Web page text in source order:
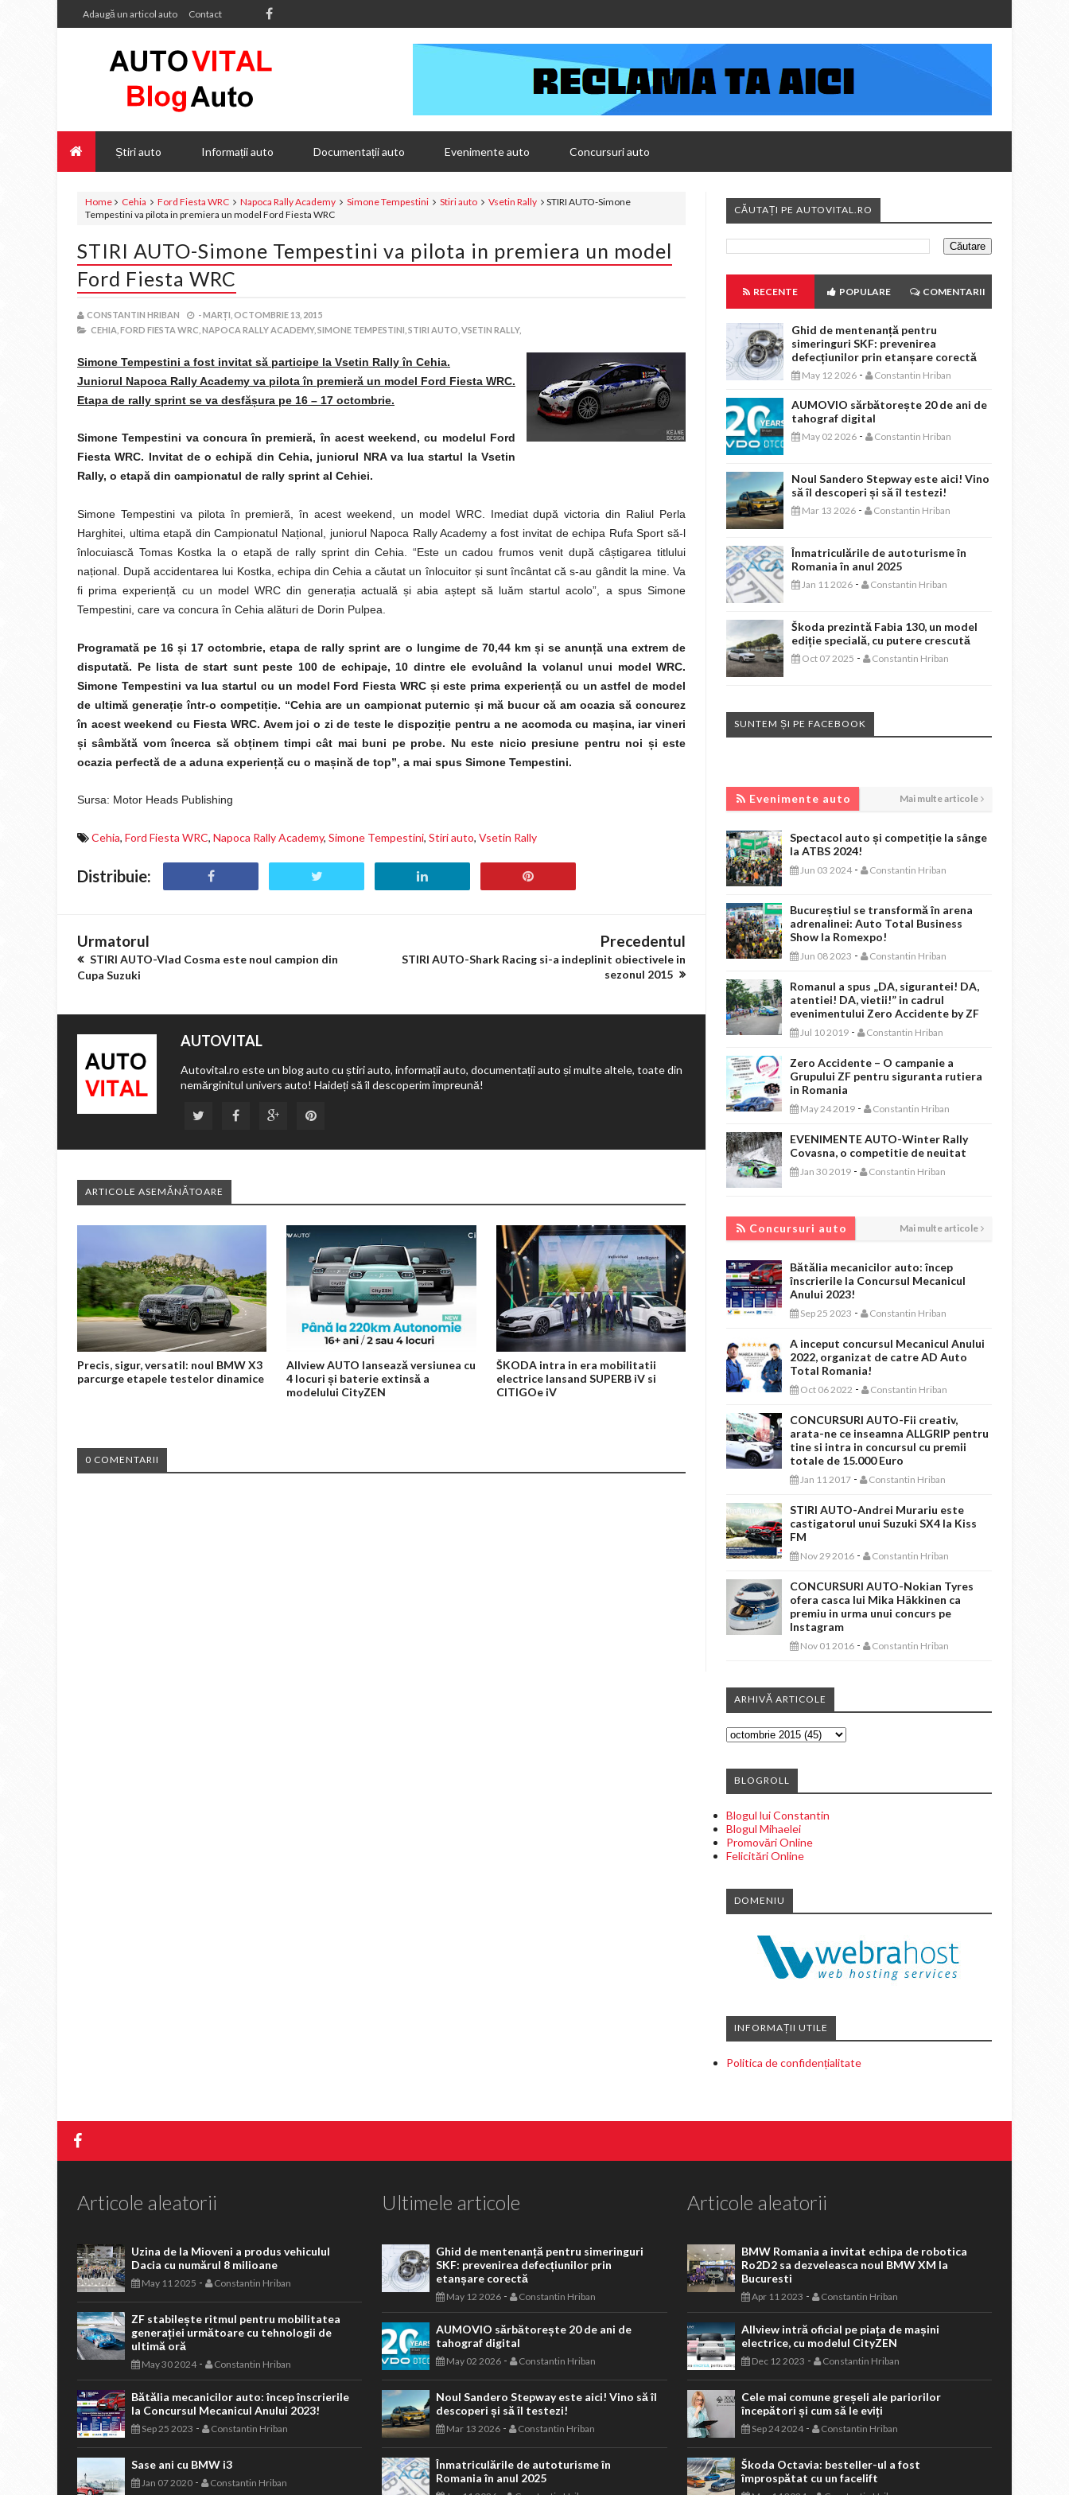
Adaugă un articol auto Contact
Știri auto Informații auto Documentații auto Evenimente auto Concursuri auto
Home Cehia Ford Fiesta WRC Napoca Rally Academy Simone Tempestini Stiri auto Vsetin Rally
STIRI AUTO-Simone
Tempestini va pilota in premiera un model Ford Fiesta WRC
STIRI AUTO-Simone Tempestini va pilota in premiera un model
Ford Fiesta WRC
CONSTANTIN HRIBAN -MARȚI, OCTOMBRIE 13, 2015
CEHIA, FORD FIESTA WRC, NAPOCA RALLY ACADEMY, SIMONE TEMPESTINI, STIRI AUTO, VSETIN RALLY,
Simone Tempestini a fost invitat să participe la Vsetin Rally în Cehia.
Juniorul Napoca Rally Academy va pilota în premieră un model Ford Fiesta WRC.
Etapa de rally sprint se va desfășura pe 16 – 17 octombrie.
Simone Tempestini va concura în premieră, în acest weekend, cu modelul Ford
Fiesta WRC. Invitat de o echipă din Cehia, juniorul NRA va lua startul la Vsetin
Rally, o etapă din campionatul de rally sprint al Cehiei.
Simone Tempestini va pilota în premieră, în acest weekend, un model WRC. Imediat după victoria din Raliul Perla
Harghitei, ultima etapă din Campionatul Național, juniorul Napoca Rally Academy a fost invitat de echipa Rufa Sport să-l
înlocuiască Tomas Kostka la o etapă de rally sprint din Cehia. “Este un cadou frumos venit după câștigarea titlului
național. După accidentarea lui Kostka, echipa din Cehia a căutat un înlocuitor și sunt încântat că s-au gândit la mine. Va
fi prima experiență cu un model WRC din generația actuală și abia aștept să luăm startul acolo”, a spus Simone
Tempestini, care va concura în Cehia alături de Dorin Pulpea.
Programată pe 16și 17 octombrie, etapa de rally sprint are o lungime de 70,44 km și se anunță una extrem de
disputată. Pe lista de start sunt peste 100 de echipaje, 10 dintre ele evoluând la volanul unui model WRC.
Simone Tempestini va lua startul cu un model Ford Fiesta WRC și este prima experiență cu un astfel de model
de ultimă generație într-o competiție. “Cehia are un campionat puternicși mă bucur că am ocazia să concurez
în acest weekend cu Fiesta WRC. Avem joi o zi de teste le dispoziție pentru a ne acomoda cu mașina, iar vineri
și sâmbătă vom încerca să obținem timpi cât mai buni pe probe. Nu este nicio presiune pentru noi și este
ocazia perfectă de a aduna experiență cu o mașină de top”, a mai spus Simone Tempestini.
Sursa: Motor Heads Publishing
Cehia, Ford Fiesta WRC, Napoca Rally Academy, Simone Tempestini, Stiri auto, Vsetin Rally
Distribuie:
Urmatorul
STIRI AUTO-Vlad Cosma este noul campion din
Cupa Suzuki
Precedentul
STIRI AUTO-Shark Racing si-a indeplinit obiectivele in
sezonul 2015
AUTOVITAL
Autovital.ro este un blog auto cu știri auto, informații auto, documentații auto și multe altele, toate din
nemărginitul univers auto! Haideți să îl descoperim împreună!
ARTICOLE ASEMĂNĂTOARE
Precis, sigur, versatil: noul BMW X3
parcurge etapele testelor dinamice
Allview AUTO lansează versiunea cu
4 locuri și baterie extinsă a
modelului CityZEN
ŠKODA intra in era mobilitatii
electrice lansand SUPERB iV si
CITIGOe iV
0 COMENTARII
CĂUTAȚI PE AUTOVITAL.RO
RECENTE POPULARE COMENTARII
Ghid de mentenanță pentru
simeringuri SKF: prevenirea
defecțiunilor prin etanșare corectă
May 12 2026 - Constantin Hriban
AUMOVIO sărbătorește 20 de ani de
tahograf digital
May 02 2026 - Constantin Hriban
Noul Sandero Stepway este aici! Vino
să îl descoperi și să îl testezi!
Mar 13 2026 - Constantin Hriban
Înmatriculările de autoturisme în
Romania în anul 2025
Jan 11 2026 - Constantin Hriban
Škoda prezintă Fabia 130, un model
ediție specială, cu putere crescută
Oct 07 2025 - Constantin Hriban
SUNTEM ȘI PE FACEBOOK
Evenimente auto Mai multe articole
Spectacol auto și competiție la sânge
la ATBS 2024!
Jun 03 2024 - Constantin Hriban
Bucureștiul se transformă în arena
adrenalinei: Auto Total Business
Show la Romexpo!
Jun 08 2023 - Constantin Hriban
Romanul a spus „DA, sigurantei! DA,
atentiei! DA, vietii!” in cadrul
evenimentului Zero Accidente by ZF
Jul 10 2019 - Constantin Hriban
Zero Accidente – O campanie a
Grupului ZF pentru siguranta rutiera
in Romania
May 24 2019 - Constantin Hriban
EVENIMENTE AUTO-Winter Rally
Covasna, o competitie de neuitat
Jan 30 2019 - Constantin Hriban
Concursuri auto Mai multe articole
Bătălia mecanicilor auto: încep
înscrierile la Concursul Mecanicul
Anului 2023!
Sep 25 2023 - Constantin Hriban
A inceput concursul Mecanicul Anului
2022, organizat de catre AD Auto
Total Romania!
Oct 06 2022 - Constantin Hriban
CONCURSURI AUTO-Fii creativ,
arata-ne ce inseamna ALLGRIP pentru
tine si intra in concursul cu premii
totale de 15.000 Euro
Jan 11 2017 - Constantin Hriban
STIRI AUTO-Andrei Murariu este
castigatorul unui Suzuki SX4 la Kiss
FM
Nov 29 2016 - Constantin Hriban
CONCURSURI AUTO-Nokian Tyres
ofera casca lui Mika Häkkinen ca
premiu in urma unui concurs pe
Instagram
Nov 01 2016 - Constantin Hriban
ARHIVĂ ARTICOLE
BLOGROLL
Blogul lui Constantin
Blogul Mihaelei
Promovări Online
Felicitări Online
DOMENIU
INFORMAȚII UTILE
Politica de confidențialitate
Articole aleatorii
Uzina de la Mioveni a produs vehiculul
Dacia cu numărul 8 milioane
May 11 2025 - Constantin Hriban
ZF stabilește ritmul pentru mobilitatea
generației următoare cu tehnologii de
ultimă oră
May 30 2024- Constantin Hriban
Bătălia mecanicilor auto: încep înscrierile
la Concursul Mecanicul Anului 2023!
Sep 25 2023 - Constantin Hriban
Sase ani cu BMW i3
Jan 07 2020 - Constantin Hriban
Ultimele articole
Ghid de mentenanță pentru simeringuri
SKF: prevenirea defecțiunilor prin
etanșare corectă
May 12 2026 - Constantin Hriban
AUMOVIO sărbătorește 20 de ani de
tahograf digital
May 02 2026 - Constantin Hriban
Noul Sandero Stepway este aici! Vino să îl
descoperi și să îl testezi!
Mar 13 2026 - Constantin Hriban
Înmatriculările de autoturisme în
Romania în anul 2025
Articole aleatorii
BMW Romania a invitat echipa de robotica
Ro2D2 sa dezveleasca noul BMW XM la
Bucuresti
Apr 11 2023 - Constantin Hriban
Allview intră oficial pe piața de mașini
electrice, cu modelul CityZEN
Dec 12 2023 - Constantin Hriban
Cele mai comune greșeli ale pariorilor
începători și cum să le eviți
Sep 24 2024- Constantin Hriban
Škoda Octavia: besteller-ul a fost
împrospătat cu un facelift